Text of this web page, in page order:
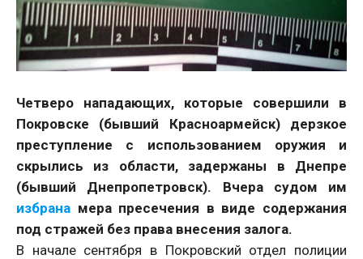
Четверо нападающих, которые совершили в
Покровске (бывший Красноармейск) дерзкое
преступление с использованием оружия и
скрылись из области, задержаны в Днепре
(бывший Днепропетровск). Вчера судом им
избрана мера пресечения в виде содержания
под стражей без права внесения залога.
В начале сентября в Покровский отдел полиции